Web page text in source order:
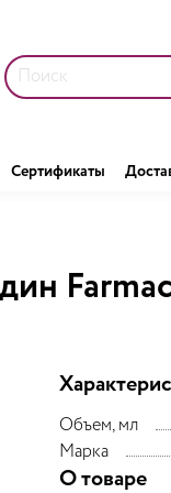
Сертификаты
Объем, мл
Марка
О товаре